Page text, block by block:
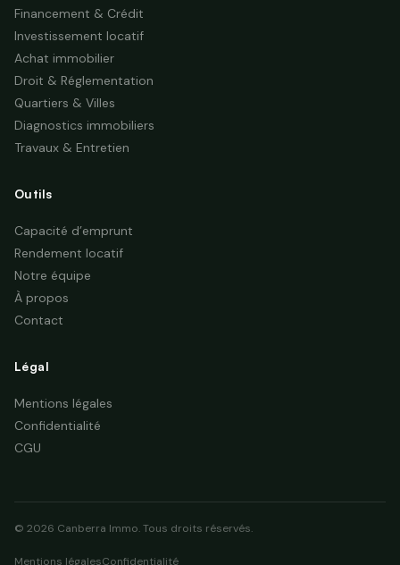
Financement & Crédit
Investissement locatif
Achat immobilier
Droit & Réglementation
Quartiers & Villes
Diagnostics immobiliers
Travaux & Entretien
Outils
Capacité d’emprunt
Rendement locatif
Notre équipe
À propos
Contact
Légal
Mentions légales
Confidentialité
CGU
© 2026 Canberra Immo. Tous droits réservés.
Mentions légalesConfidentialité